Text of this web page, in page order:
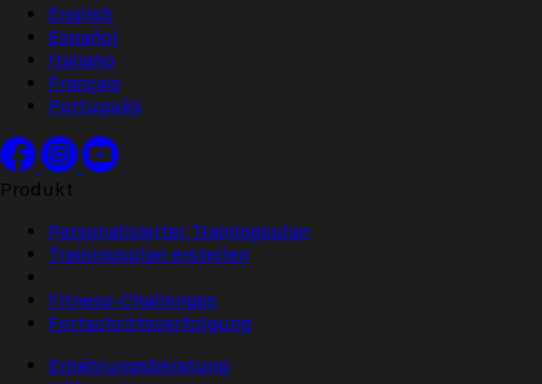
English
Español
Italiano
Français
Português
Produkt
Personalisierter Trainingsplan
Trainingsplan erstellen
Fitness-Challenges
Fortschrittsverfolgung
Ernährungsberatung